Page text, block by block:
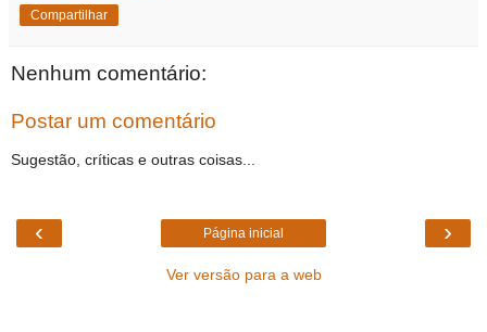
Compartilhar
Nenhum comentário:
Postar um comentário
Sugestão, críticas e outras coisas...
‹ ›
Página inicial
Ver versão para a web